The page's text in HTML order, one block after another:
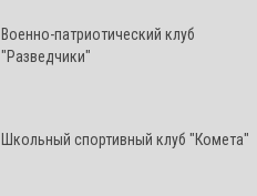
Военно-патриотический клуб
"Разведчики"
Школьный спортивный клуб "Комета"